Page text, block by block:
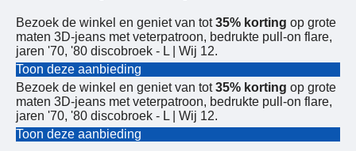
Bezoek de winkel en geniet van tot35% korting op grote
maten 3D-jeans met veterpatroon, bedrukte pull-on flare,
jaren '70, '80 discobroek - L | Wij 12.
Toon deze aanbieding
Bezoek de winkel en geniet van tot35% korting op grote
maten 3D-jeans met veterpatroon, bedrukte pull-on flare,
jaren '70, '80 discobroek - L | Wij 12.
Toon deze aanbieding